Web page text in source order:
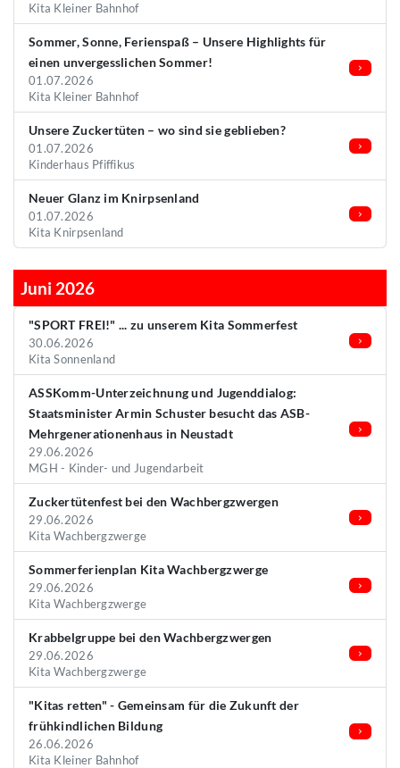
Kita Kleiner Bahnhof
Sommer, Sonne, Ferienspaß – Unsere Highlights für
einen unvergesslichen Sommer!
01.07.2026
Kita Kleiner Bahnhof
Unsere Zuckertüten – wo sind sie geblieben?
01.07.2026
Kinderhaus Pfiffikus
Neuer Glanz im Knirpsenland
01.07.2026
Kita Knirpsenland
Juni 2026
"SPORT FREI!" ... zu unserem Kita Sommerfest
30.06.2026
Kita Sonnenland
ASSKomm-Unterzeichnung und Jugenddialog:
Staatsminister Armin Schuster besucht das ASB-
Mehrgenerationenhaus in Neustadt
29.06.2026
MGH - Kinder- und Jugendarbeit
Zuckertütenfest bei den Wachbergzwergen
29.06.2026
Kita Wachbergzwerge
Sommerferienplan Kita Wachbergzwerge
29.06.2026
Kita Wachbergzwerge
Krabbelgruppe bei den Wachbergzwergen
29.06.2026
Kita Wachbergzwerge
"Kitas retten" - Gemeinsam für die Zukunft der
frühkindlichen Bildung
26.06.2026
Kita Kleiner Bahnhof